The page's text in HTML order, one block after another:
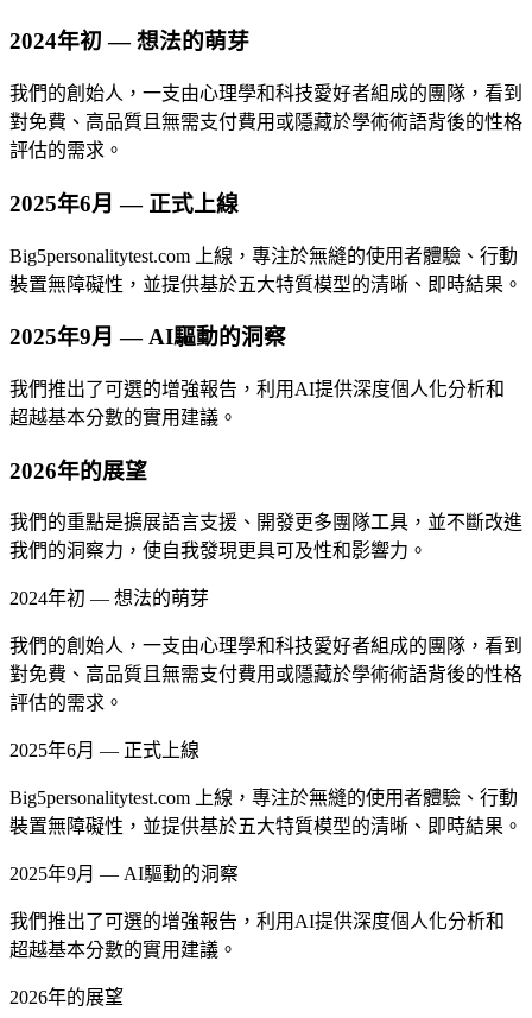
2024年初 — 想法的萌芽
我們的創始人，一支由心理學和科技愛好者組成的團隊，看到
對免費、高品質且無需支付費用或隱藏於學術術語背後的性格
評估的需求。
2025年6月 — 正式上線
Big5personalitytest.com 上線，專注於無縫的使用者體驗、行動
裝置無障礙性，並提供基於五大特質模型的清晰、即時結果。
2025年9月 — AI驅動的洞察
我們推出了可選的增強報告，利用AI提供深度個人化分析和
超越基本分數的實用建議。
2026年的展望
我們的重點是擴展語言支援、開發更多團隊工具，並不斷改進
我們的洞察力，使自我發現更具可及性和影響力。
2024年初 — 想法的萌芽
我們的創始人，一支由心理學和科技愛好者組成的團隊，看到
對免費、高品質且無需支付費用或隱藏於學術術語背後的性格
評估的需求。
2025年6月 — 正式上線
Big5personalitytest.com 上線，專注於無縫的使用者體驗、行動
裝置無障礙性，並提供基於五大特質模型的清晰、即時結果。
2025年9月 — AI驅動的洞察
我們推出了可選的增強報告，利用AI提供深度個人化分析和
超越基本分數的實用建議。
2026年的展望